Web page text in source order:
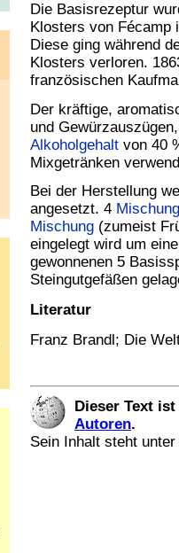
Die Basisrezeptur
Klosters von Fécamp
Diese ging während
Klosters verloren.
französischen
Der kräftige,
und
Alkoholgehalt von 40
Mixgetränken
Bei der Herstellung
angesetzt. 4
Mischung (zumeist
eingelegt wird um
gewonnenen 5
Steingutgefäßen
Literatur
Franz Brandl; Die
Dieser Text
Autoren.
Sein Inhalt steht